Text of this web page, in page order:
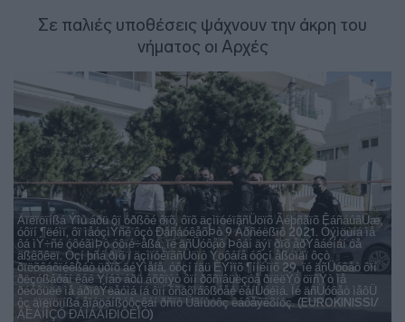
Σε παλιές υποθέσεις ψάχνουν την άκρη του
νήματος οι Αρχές
Äïëïöïíßá Ýîù áðü ôï óðßôé ôïõ, ôïõ äçìïóéïãñÜöïõ Ãéþñãïõ ÊáñáúâÜæ,
óôïí ¶ëéìï, ôï ìåóçìÝñé ôçò ÐáñáóêåõÞò 9 Áðñéëßïõ 2021. Óýìöùíá ìå
ôá ìÝ÷ñé óôéãìÞò óôïé÷åßá, ïé äñÜóôåò Þôáí äýï ðïõ åðÝâáéíáí óå
äßêõêëï. Ôçí þñá ðïõ ï äçìïóéïãñÜöïò Ýöôáíå óôçí åßóïäï ôçò
ðïëõêáôïéêßáò üðïõ äéÝìåíå, óôçí ïäü ÈÝìïõ ¶ííéíïõ 29, ïé äñÜóôåò ôïí
ðëçóßáóáí êáé Ýíáò áðü áõôïýò ôïí ðõñïâüëçóå ðïëëÝò öïñÝò ìå
ðéóôüëé ìå áðïôÝëåóìá íá ôïí ôñáõìáôßóåé èáíÜóéìá. Ïé äñÜóôåò ìåôÜ
ôç äïëïöïíßá åîáöáíßóôçêáí ðñïò Üãíùóôç êáôåýèõíóç. (EUROKINISSI/
ÃÉÁÍÍÇÓ ÐÁÍÁÃÏÐÏÕËÏÓ)